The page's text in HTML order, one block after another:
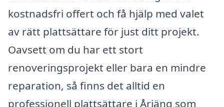
kostnadsfri offert och få hjälp med valet
av rätt plattsättare för just ditt projekt.
Oavsett om du har ett stort
renoveringsprojekt eller bara en mindre
reparation, så finns det alltid en
professionell plattsättare i Årjäng som